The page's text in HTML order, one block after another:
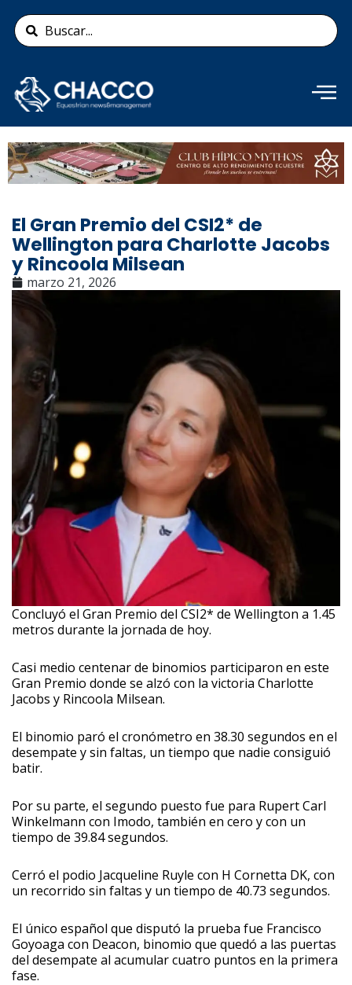
contenido
Search
...
Añade aquí tu texto de
cabecera
El Gran Premio del CSI2* de
Wellington para Charlotte Jacobs
y Rincoola Milsean
marzo 21, 2026
Concluyó el Gran Premio del CSI2* de Wellington a 1.45
metros durante la jornada de hoy.
Casi medio centenar de binomios participaron en este
Gran Premio donde se alzó con la victoria Charlotte
Jacobs y Rincoola Milsean.
El binomio paró el cronómetro en 38.30 segundos en el
desempate y sin faltas, un tiempo que nadie consiguió
batir.
Por su parte, el segundo puesto fue para Rupert Carl
Winkelmann con Imodo, también en cero y con un
tiempo de 39.84 segundos.
Cerró el podio Jacqueline Ruyle con H Cornetta DK, con
un recorrido sin faltas y un tiempo de 40.73 segundos.
El único español que disputó la prueba fue Francisco
Goyoaga con Deacon, binomio que quedó a las puertas
del desempate al acumular cuatro puntos en la primera
fase.